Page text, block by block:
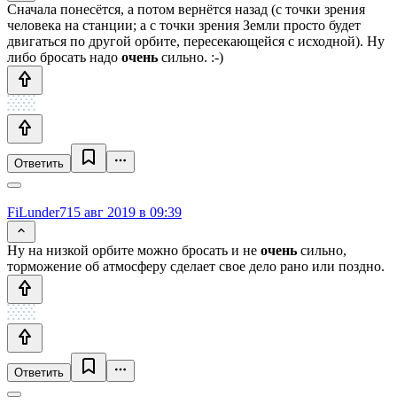
Сначала понесётся, а потом вернётся назад (с точки зрения
человека на станции; а с точки зрения Земли просто будет
двигаться по другой орбите, пересекающейся с исходной). Ну
либо бросать надо очень сильно. :-)
Ответить
FiLunder715 авг 2019 в 09:39
Ну на низкой орбите можно бросать и не очень сильно,
торможение об атмосферу сделает свое дело рано или поздно.
Ответить